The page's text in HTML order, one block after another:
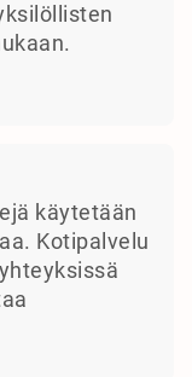
käytetään
Kotipalvelu